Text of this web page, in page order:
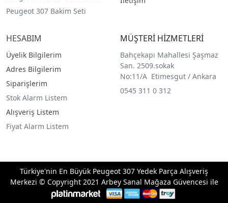
Peugeot 307 Bakim Seti
HESABIM
Üyelik Bilgilerim
Adres Bilgilerim
Siparişlerim
Stok Alarm Listem
Alışveriş Listem
Fiyat Alarm Listem
MÜŞTERİ HİZMETLERİ
Bahçekapı Mahallesi Şaşmaz
San. 2509.sokak
No:11/A Etimesgut / Ankara
0545 311 0 312
Türkiye'nin En Büyük Peugeot 307 Yedek Parça Alışveriş
Merkezi © Copyright 2021 Arbey Sanal Mağaza Güvencesi ile